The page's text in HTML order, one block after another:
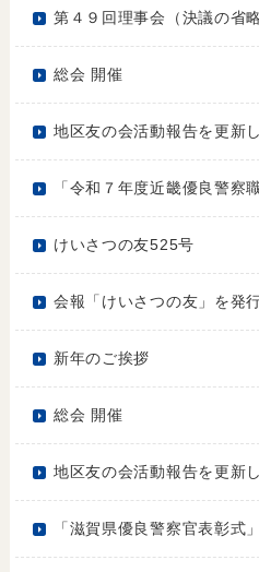
第４９回理事会（決議の省略
総会 開催
地区友の会活動報告を更新
「令和７年度近畿優良警察
けいさつの友525号
会報「けいさつの友」を発
新年のご挨拶
総会 開催
地区友の会活動報告を更新
「滋賀県優良警察官表彰式